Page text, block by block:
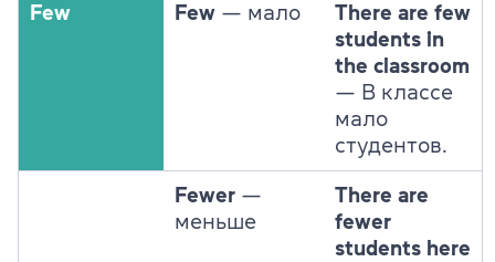
Few Few — мало
There are few
students in
the classroom
— В классе
мало
студентов.
Fewer —
меньше
There are
fewer
students here